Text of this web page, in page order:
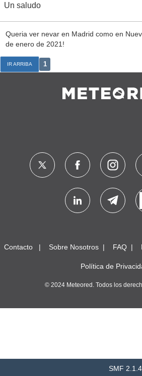
Un saludo
Queria ver nevar en Madrid como en
de enero de 2021!
IR ARRIBA 1
Contacto Sobre Nosotros FAQ
Política de
© 2024 Meteored. Todos los
SMF